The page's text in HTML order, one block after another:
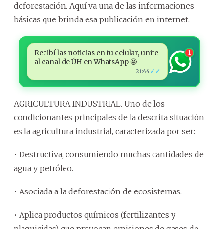
deforestación. Aquí va una de las informaciones
básicas que brinda esa publicación en internet:
Recibí las noticias en tu celular, unite
al canal de ÚH en WhatsApp 🤩
21:44✓✓
1
AGRICULTURA INDUSTRIAL. Uno de los
condicionantes principales de la descrita situación
es la agricultura industrial, caracterizada por ser:
• Destructiva, consumiendo muchas cantidades de
agua y petróleo.
• Asociada a la deforestación de ecosistemas.
• Aplica productos químicos (fertilizantes y